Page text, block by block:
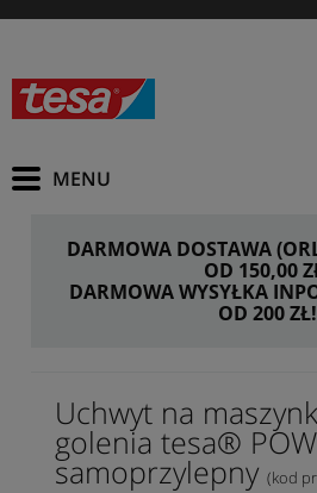
DARMOWA DOSTAWA
OD 150,00
DARMOWA WYSYŁKA
OD 200 ZŁ!
Uchwyt na
golenia tesa®
samoprzylepny (kod